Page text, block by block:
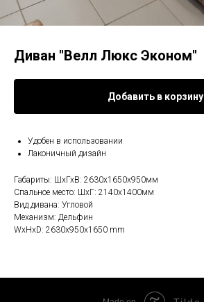
Диван "Велл Люкс Эконом"
Добавить в корзину
Удобен в использовании
Лаконичный дизайн
Габариты: ШхГхВ: 2630х1650х950мм
Спальное место: ШхГ: 2140х1400мм
Вид дивана: Угловой
Механизм: Дельфин
WxHxD: 2630x950x1650 mm